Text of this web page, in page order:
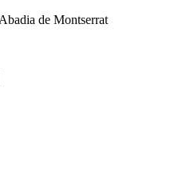
de Montserrat